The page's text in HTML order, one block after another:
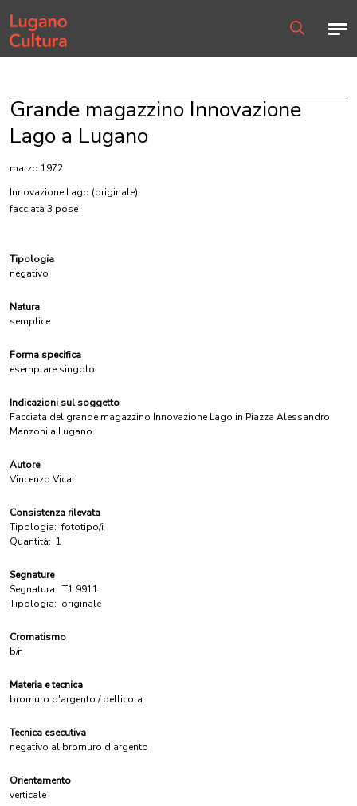
Home page
Grande magazzino Innovazione
Lago a Lugano
marzo 1972
Innovazione Lago (originale)
facciata 3 pose
Tipologia
negativo
Natura
semplice
Forma specifica
esemplare singolo
Indicazioni sul soggetto
Facciata del grande magazzino Innovazione Lago in Piazza Alessandro
Manzoni a Lugano.
Autore
Vincenzo Vicari
Consistenza rilevata
Tipologia: fototipo/i
Quantità: 1
Segnature
Segnatura: T1 9911
Tipologia: originale
Cromatismo
b/n
Materia e tecnica
bromuro d'argento / pellicola
Tecnica esecutiva
negativo al bromuro d'argento
Orientamento
verticale